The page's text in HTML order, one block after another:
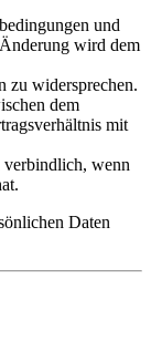
und
wird dem
zu widersprechen.
dem
mit
verbindlich, wenn
Daten